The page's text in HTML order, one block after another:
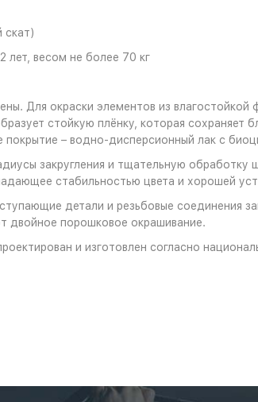
скат)
лет, весом не более 70 кг
Для окраски элементов из
стойкую плёнку, которая сохраняет
покрытие – водно-дисперсионный лак с
закругления и тщательную обработку
стабильностью цвета и хорошей
детали и резьбовые соединения
двойное порошковое окрашивание.
и изготовлен согласно